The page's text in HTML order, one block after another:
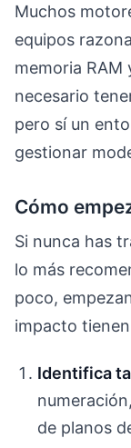
Muchos
equipos
memoria RAM
necesario
pero sí un
gestionar
Cómo
Si nunca has
lo más
poco,
impacto
Identifica
de planos